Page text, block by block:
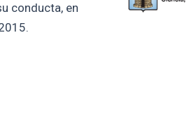
conducta, en